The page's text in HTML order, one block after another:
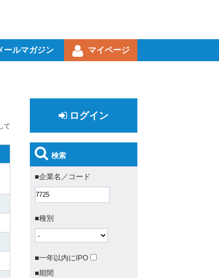
ールマガジン マイページ
て
ログイン
検索
■企業名／コード
■種別
■一年以内にIPO
■期間